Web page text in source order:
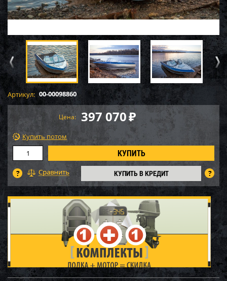
Артикул: 00-00098860
Цена: 397 070₽
Купить потом
КУПИТЬ В КРЕДИТ